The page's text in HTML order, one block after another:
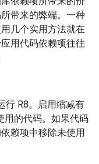
带来的弊端。一种
几个实用方法就在
用代码依赖项往往
行 R8。启用缩减有
用的代码。如果代码
赖项中移除未使用